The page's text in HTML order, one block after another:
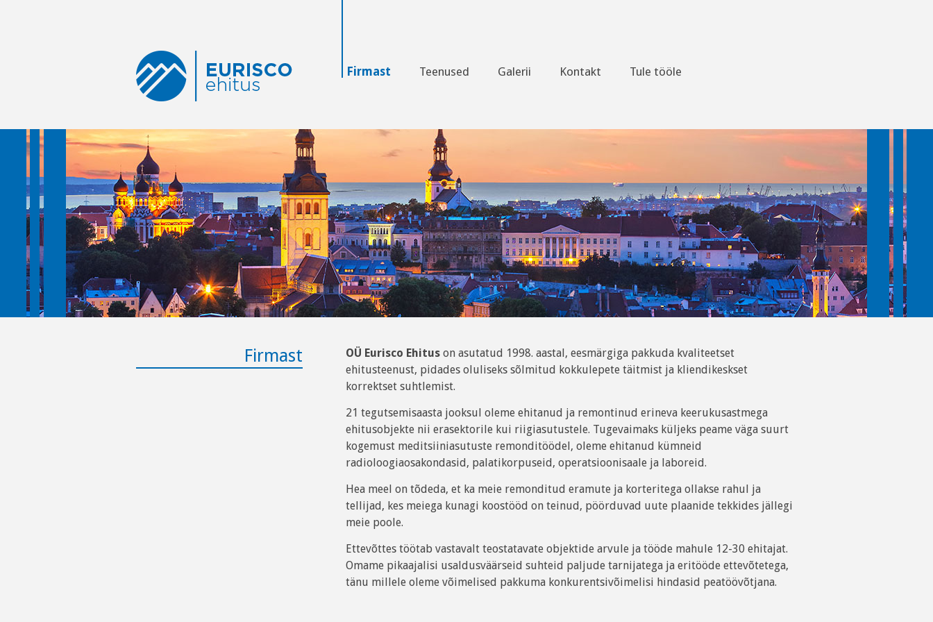
Firmast Teenused Galerii Kontakt Tule tööle
Firmast OÜ Eurisco Ehitus on asutatud 1998. aastal, eesmärgiga pakkuda kvaliteetset
ehitusteenust, pidades oluliseks sõlmitud kokkulepete täitmist ja kliendikeskset
korrektset suhtlemist.
21 tegutsemisaasta jooksul oleme ehitanud ja remontinud erineva keerukusastmega
ehitusobjekte nii erasektorile kui riigiasutustele. Tugevaimaks küljeks peame väga suurt
kogemust meditsiiniasutuste remonditöödel, oleme ehitanud kümneid
radioloogiaosakondasid, palatikorpuseid, operatsioonisaale ja laboreid.
Hea meel on tõdeda, et ka meie remonditud eramute ja korteritega ollakse rahul ja
tellijad, kes meiega kunagi koostööd on teinud, pöörduvad uute plaanide tekkides jällegi
meie poole.
Ettevõttes töötab vastavalt teostatavate objektide arvule ja tööde mahule 12-30 ehitajat.
Omame pikaajalisi usaldusväärseid suhteid paljude tarnijatega ja eritööde ettevõtetega,
tänu millele oleme võimelised pakkuma konkurentsivõimelisi hindasid peatöövõtjana.